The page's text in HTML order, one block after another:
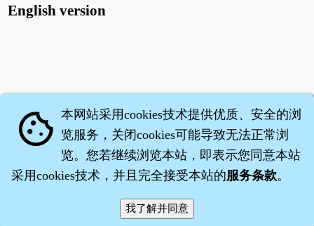
English version
·沈药子©2008～2026
cookie 本网站采用cookies技术提供优质、安全的浏
览服务，关闭cookies可能导致无法正常浏
览。您若继续浏览本站，即表示您同意本站
采用cookies技术，并且完全接受本站的服务条款。